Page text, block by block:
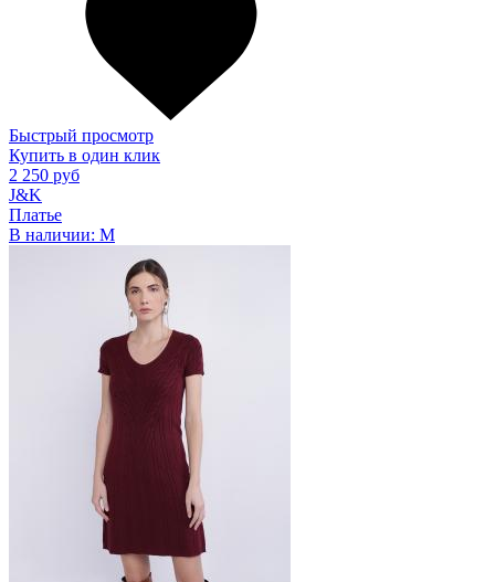
Быстрый просмотр
Купить в один клик
2 250 руб
J&K
Платье
В наличии: M